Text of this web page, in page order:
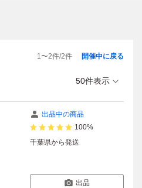
1〜2件/2件 開催中に戻る
50件表示
出品中の商品
100%
千葉県から発送
出品